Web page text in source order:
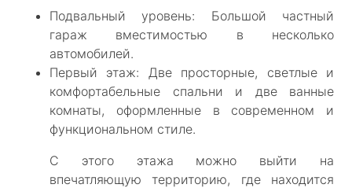
Подвальный уровень: Большой частный
гараж вместимостью в несколько
автомобилей.
Первый этаж: Две просторные, светлые и
комфортабельные спальни и две ванные
комнаты, оформленные в современном и
функциональном стиле.
С этого этажа можно выйти на
впечатляющую территорию, где находится